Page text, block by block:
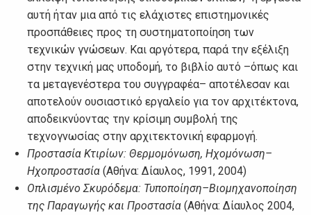
αυτή ήταν μια από τις ελάχιστες επιστημονικές
προσπάθειες προς τη συστηματοποίηση των
τεχνικών γνώσεων. Και αργότερα, παρά την εξέλιξη
στην τεχνική μας υποδομή, το βιβλίο αυτό –όπως και
τα μεταγενέστερα του συγγραφέα– αποτέλεσαν και
αποτελούν ουσιαστικό εργαλείο για τον αρχιτέκτονα,
αποδεικνύοντας την κρίσιμη συμβολή της
τεχνογνωσίας στην αρχιτεκτονική εφαρμογή.
Προστασία Κτιρίων: Θερμομόνωση, Ηχομόνωση–
Ηχοπροστασία (Αθήνα: Δίαυλος, 1991, 2004)
Οπλισμένο Σκυρόδεμα: Τυποποίηση–Βιομηχανοποίηση
της Παραγωγής και Προστασία (Αθήνα: Δίαυλος 2004,